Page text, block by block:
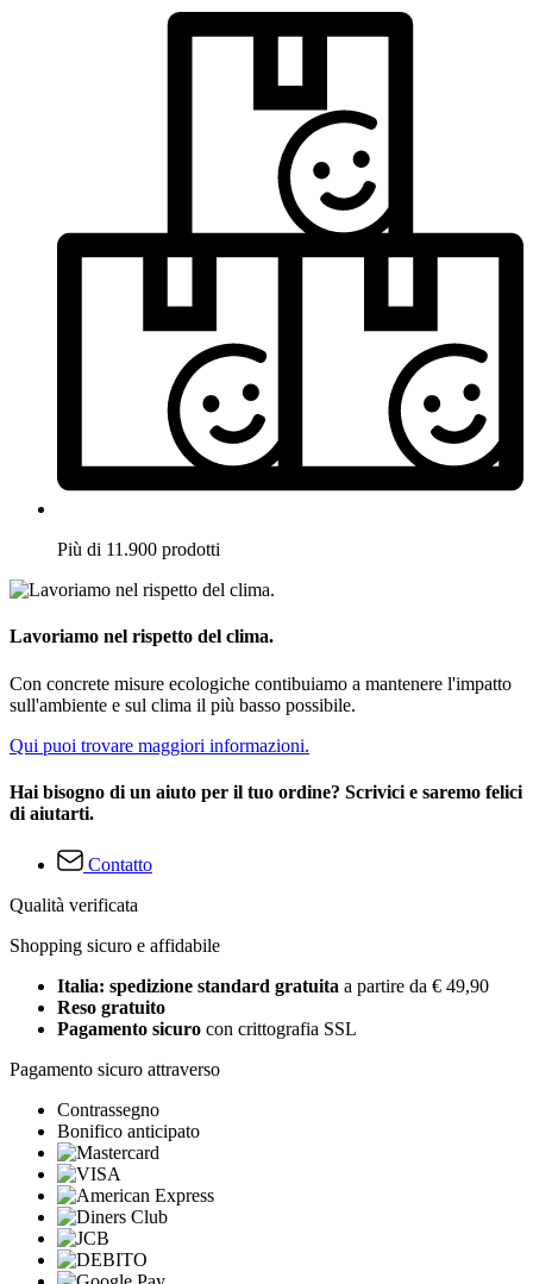
Più di 11.900 prodotti
Lavoriamo nel rispetto del clima.
Con concrete misure ecologiche contibuiamo a mantenere l'impatto
sull'ambiente e sul clima il più basso possibile.
Qui puoi trovare maggiori informazioni.
Hai bisogno di un aiuto per il tuo ordine? Scrivici e saremo felici
di aiutarti.
Contatto
Qualità verificata
Shopping sicuro e affidabile
Italia: spedizione standard gratuita a partire da € 49,90
Reso gratuito
Pagamento sicuro con crittografia SSL
Pagamento sicuro attraverso
Contrassegno
Bonifico anticipato